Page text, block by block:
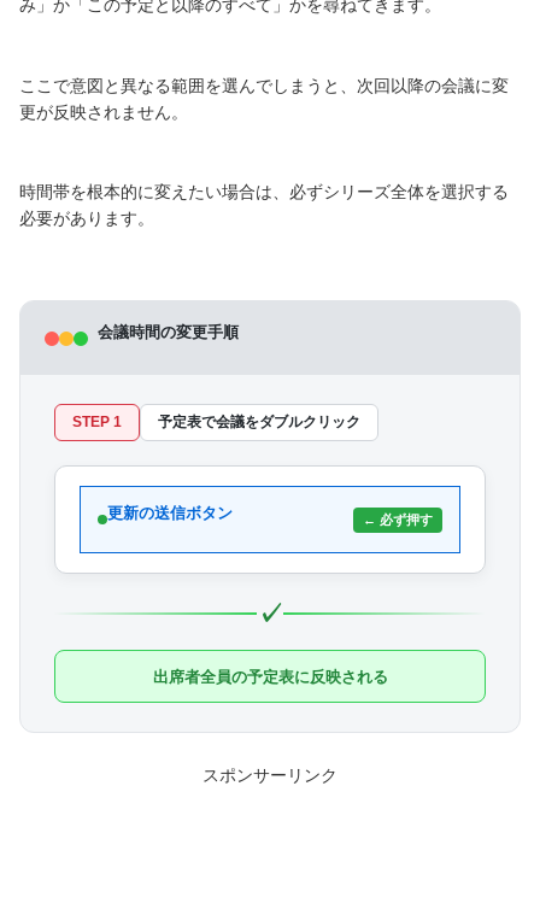
み」か「この予定と以降のすべて」かを尋ねてきます。
ここで意図と異なる範囲を選んでしまうと、次回以降の会議に変
更が反映されません。
時間帯を根本的に変えたい場合は、必ずシリーズ全体を選択する
必要があります。
会議時間の変更手順
STEP 1 予定表で会議をダブルクリック
更新の送信ボタン ← 必ず押す
✓
出席者全員の予定表に反映される
スポンサーリンク